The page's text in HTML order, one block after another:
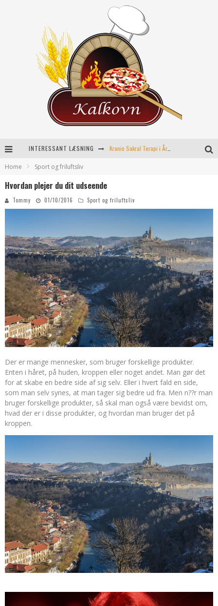
INTERESSANT LÆSNING Kranio Sakral Terapi i Århus: En Effektiv Behandling for Krop og Sind
Home Sport og friluftsliv
Hvordan plejer du dit udseende
Tommy 01/10/2016 Sport og friluftsliv
Der er mange mennesker, som bruger forskellige produkter.
Enten i håret, på huden, kroppen eller noget andet. Man gør det
for at skabe en bedre side af sig selv. Eller i hvert fald en side,
som man selv synes, at man tager sig bedre ud fra. Men n??r man
bruger forskellige produkter, så skal man også være bevidst om,
hvad der er i disse produkter, og hvordan man bruger det på
kroppen.